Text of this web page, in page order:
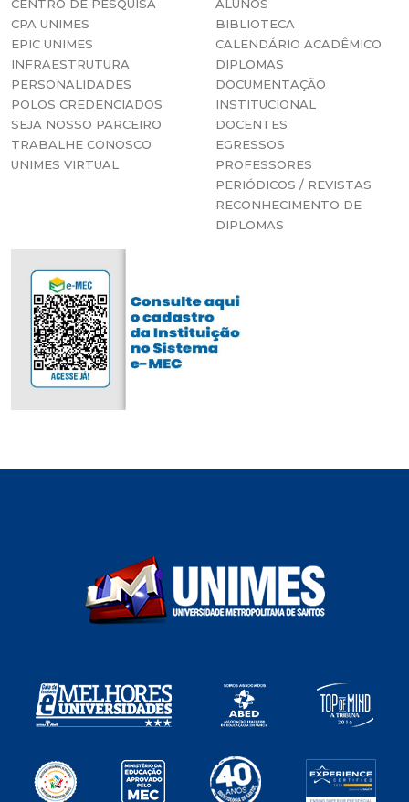
CENTRO DE PESQUISA
CPA UNIMES
EPIC UNIMES
INFRAESTRUTURA
PERSONALIDADES
POLOS CREDENCIADOS
SEJA NOSSO PARCEIRO
TRABALHE CONOSCO
UNIMES VIRTUAL
ALUNOS
BIBLIOTECA
CALENDÁRIO ACADÊMICO
DIPLOMAS
DOCUMENTAÇÃO
INSTITUCIONAL
DOCENTES
EGRESSOS
PROFESSORES
PERIÓDICOS / REVISTAS
RECONHECIMENTO DE
DIPLOMAS